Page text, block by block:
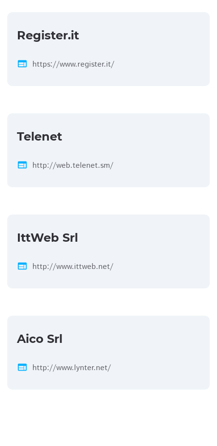
Register.it
web https://www.register.it/
Telenet
web http://web.telenet.sm/
IttWeb Srl
web http://www.ittweb.net/
Aico Srl
web http://www.lynter.net/